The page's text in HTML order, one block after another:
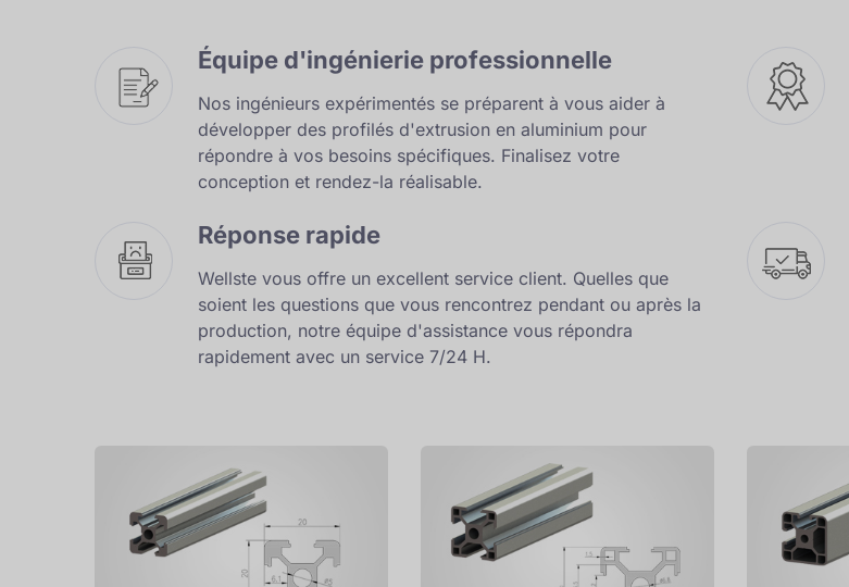
Équipe d'ingénierie professionnelle
Nos ingénieurs expérimentés se préparent à vous aider à
développer des profilés d'extrusion en aluminium pour
répondre à vos besoins spécifiques. Finalisez votre
conception et rendez-la réalisable.
Réponse rapide
Wellste vous offre un excellent service client. Quelles que
soient les questions que vous rencontrez pendant ou après la
production, notre équipe d'assistance vous répondra
rapidement avec un service 7/24 H.